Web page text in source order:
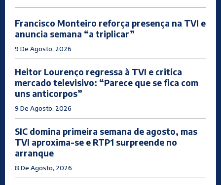
Francisco Monteiro reforça presença na TVI e
anuncia semana “a triplicar”
9 De Agosto, 2026
Heitor Lourenço regressa à TVI e critica
mercado televisivo: “Parece que se fica com
uns anticorpos”
9 De Agosto, 2026
SIC domina primeira semana de agosto, mas
TVI aproxima-se e RTP1 surpreende no
arranque
8 De Agosto, 2026